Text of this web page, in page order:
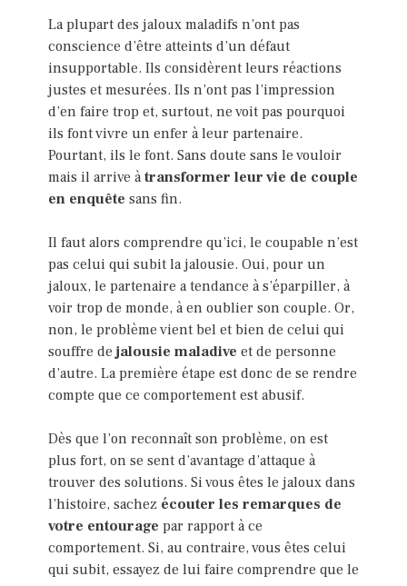
La plupart des jaloux maladifs n’ont pas
conscience d’être atteints d’un défaut
insupportable. Ils considèrent leurs réactions
justes et mesurées. Ils n’ont pas l’impression
d’en faire trop et, surtout, ne voit pas pourquoi
ils font vivre un enfer à leur partenaire.
Pourtant, ils le font. Sans doute sans le vouloir
mais il arrive à transformer leur vie de couple
en enquête sans fin.
Il faut alors comprendre qu’ici, le coupable n’est
pas celui qui subit la jalousie. Oui, pour un
jaloux, le partenaire a tendance à s’éparpiller, à
voir trop de monde, à en oublier son couple. Or,
non, le problème vient bel et bien de celui qui
souffre de jalousie maladive et de personne
d’autre. La première étape est donc de se rendre
compte que ce comportement est abusif.
Dès que l’on reconnaît son problème, on est
plus fort, on se sent d’avantage d’attaque à
trouver des solutions. Si vous êtes le jaloux dans
l’histoire, sachez écouter les remarques de
votre entourage par rapport à ce
comportement. Si, au contraire, vous êtes celui
qui subit, essayez de lui faire comprendre que le